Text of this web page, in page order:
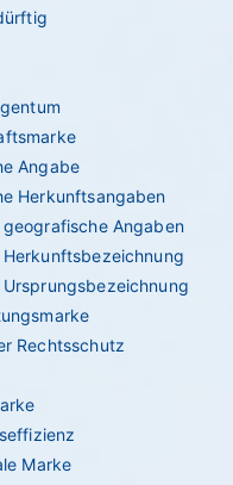
Angabe
Herkunftsangaben
Angaben
Rechtsschutz
Marke